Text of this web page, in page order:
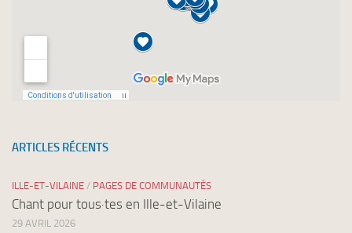
ARTICLES RÉCENTS
ILLE-ET-VILAINE / PAGES DE COMMUNAUTÉS
Chant pour tous·tes en Ille-et-Vilaine
29 AVRIL 2026